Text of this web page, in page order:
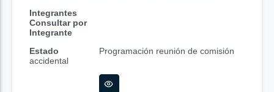
Integrantes
Consultar por
Integrante
Estado
Programación reunión de comisión
accidental